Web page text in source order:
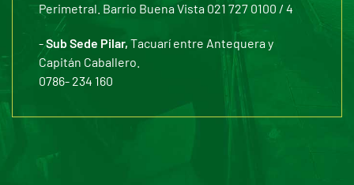
Perimetral. Barrio Buena Vista 021 727 0100 / 4
-Sub Sede Pilar, Tacuarí entre Antequera y
Capitán Caballero.
0786- 234 160